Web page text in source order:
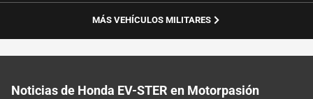
MÁS VEHÍCULOS MILITARES
Noticias de Honda EV-STER en Motorpasión